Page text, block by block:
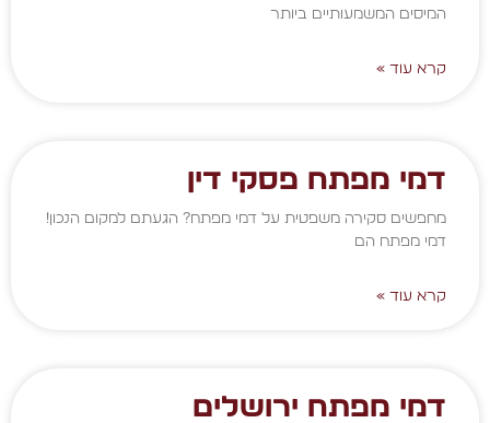
המיסים המשמעותיים ביותר
קרא עוד »
דמי מפתח פסקי דין
מחפשים סקירה משפטית על דמי מפתח? הגעתם למקום הנכון!
דמי מפתח הם
קרא עוד »
דמי מפתח ירושלים